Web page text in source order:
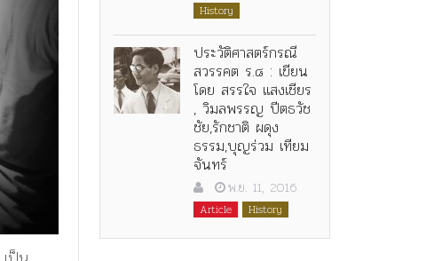
History
ประวัติศาสตร์กรณี
สวรรคต ร.๘ : เขียน
โดย สรรใจ แสงเชียร
, วิมลพรรญ ปีตธวัช
ชัย,รักชาติ ผดุง
ธรรม,บุญร่วม เทียม
จันทร์
พ.ย. 11, 2016
Article History